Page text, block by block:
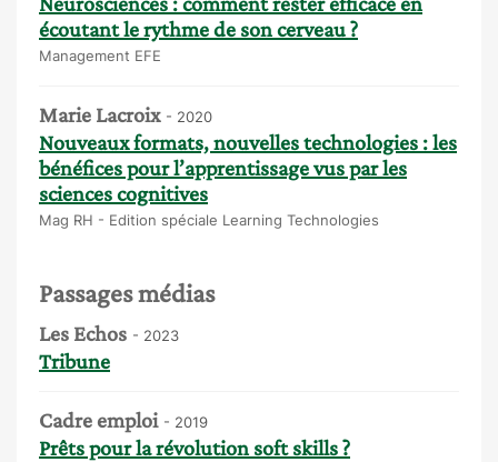
écoutant le rythme de son cerveau ?
Management EFE
Marie Lacroix - 2020
Nouveaux formats, nouvelles technologies : les
bénéfices pour l’apprentissage vus par les
sciences cognitives
Mag RH - Edition spéciale Learning Technologies
Passages médias
Les Echos - 2023
Tribune
Cadre emploi - 2019
Prêts pour la révolution soft skills ?